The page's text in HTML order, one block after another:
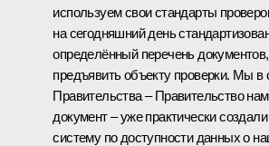
используем свои стандарты
на сегодняшний день
определённый перечень
предъявить объекту проверки. Мы в
Правительства – Правительство
документ – уже практически
систему по доступности данных о